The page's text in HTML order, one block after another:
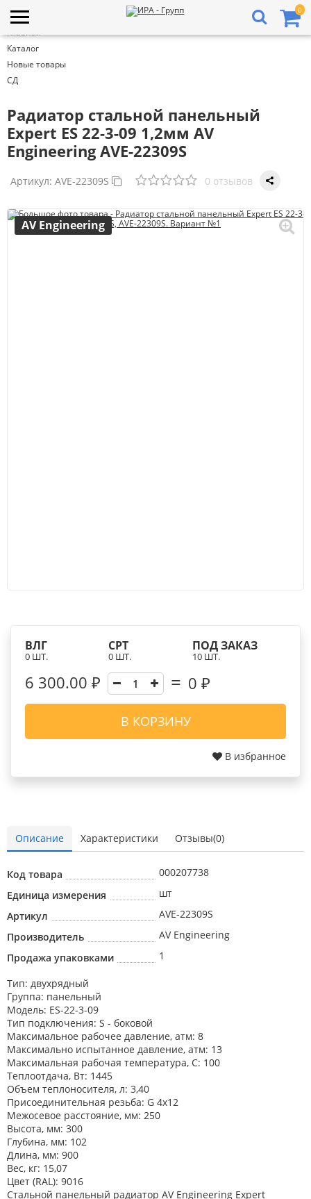
0
Главная
Каталог
Новые товары
СД
Радиатор стальной панельный
Expert ES 22-3-09 1,2мм AV
Engineering AVE-22309S
Артикул: AVE-22309S 0 отзывов
AV Engineering
ВЛГ
0 ШТ.
СРТ
0 ШТ.
ПОД ЗАКАЗ
10 ШТ.
6 300.00 ₽ 0 ₽
В КОРЗИНУ
В избранное
Описание Характеристики Отзывы(0)
Код товара
000207738
Единица измерения
шт
Артикул
AVE-22309S
Производитель
AV Engineering
Продажа упаковками
1
Тип: двухрядный
Группа: панельный
Модель: ES-22-3-09
Тип подключения: S - боковой
Максимальное рабочее давление, атм: 8
Максимально испытанное давление, атм: 13
Максимальная рабочая температура, C: 100
Теплоотдача, Вт: 1445
Объем теплоносителя, л: 3,40
Присоединительная резьба: G 4х12
Межосевое расстояние, мм: 250
Высота, мм: 300
Глубина, мм: 102
Длина, мм: 900
Вес, кг: 15,07
Цвет (RAL): 9016
Стальной панельный радиатор AV Engineering Expert